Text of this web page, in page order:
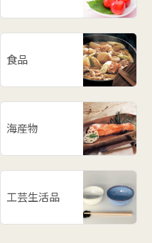
食品
海産物
工芸生活品